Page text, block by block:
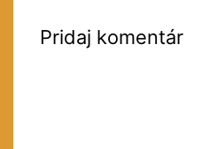
Pridaj komentár